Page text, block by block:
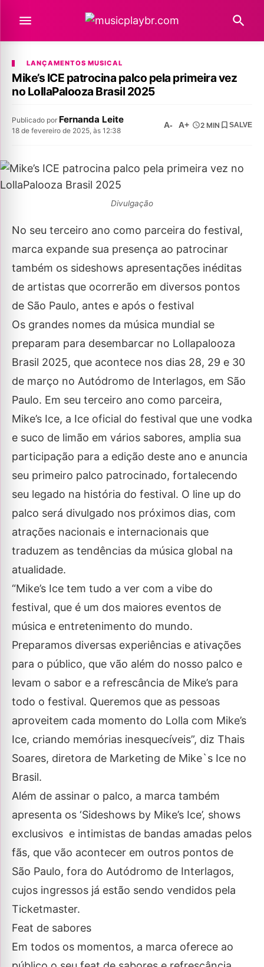
LANÇAMENTOS MUSICAL
Mike’s ICE patrocina palco pela primeira vez
no LollaPalooza Brasil 2025
Publicado por Fernanda Leite
18 de fevereiro de 2025, às 12:38
A- A+ 2 MIN SALVE
Divulgação
No seu terceiro ano como parceira do festival,
marca expande sua presença ao patrocinar
também os sideshows apresentações inéditas
de artistas que ocorrerão em diversos pontos
de São Paulo, antes e após o festival
Os grandes nomes da música mundial se
preparam para desembarcar no Lollapalooza
Brasil 2025, que acontece nos dias 28, 29 e 30
de março no Autódromo de Interlagos, em São
Paulo. Em seu terceiro ano como parceira,
Mike’s Ice, a Ice oficial do festival que une vodka
e suco de limão em vários sabores, amplia sua
participação para a edição deste ano e anuncia
seu primeiro palco patrocinado, fortalecendo
seu legado na história do festival. O line up do
palco será divulgado nos próximos dias, com
atrações nacionais e internacionais que
traduzem as tendências da música global na
atualidade.
“Mike’s Ice tem tudo a ver com a vibe do
festival, que é um dos maiores eventos de
música e entretenimento do mundo.
Preparamos diversas experiências e ativações
para o público, que vão além do nosso palco e
levam o sabor e a refrescância de Mike’s para
todo o festival. Queremos que as pessoas
aproveitem cada momento do Lolla com Mike’s
Ice, criando memórias inesquecíveis”, diz Thais
Soares, diretora de Marketing de Mike`s Ice no
Brasil.
Além de assinar o palco, a marca também
apresenta os ‘Sideshows by Mike’s Ice’, shows
exclusivos e intimistas de bandas amadas pelos
fãs, que vão acontecer em outros pontos de
São Paulo, fora do Autódromo de Interlagos,
cujos ingressos já estão sendo vendidos pela
Ticketmaster.
Feat de sabores
Em todos os momentos, a marca oferece ao